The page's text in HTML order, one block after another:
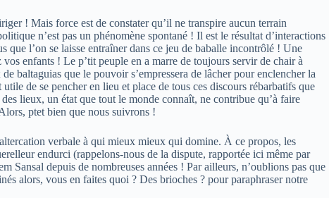
! Mais force est de constater qu’il ne transpire aucun terrain
n’est pas un phénomène spontané ! Il est le résultat d’interactions
que l’on se laisse entraîner dans ce jeu de baballe incontrôlé ! Une
enfants ! Le p’tit peuple en a marre de toujours servir de chair à
baltaguias que le pouvoir s’empressera de lâcher pour enclencher la
de se pencher en lieu et place de tous ces discours rébarbatifs que
lieux, un état que tout le monde connaît, ne contribue qu’à faire
ptet bien que nous suivrons !
verbale à qui mieux mieux qui domine. À ce propos, les
endurci (rappelons-nous de la dispute, rapportée ici même par
depuis de nombreuses années ! Par ailleurs, n’oublions pas que
alors, vous en faites quoi ? Des brioches ? pour paraphraser notre